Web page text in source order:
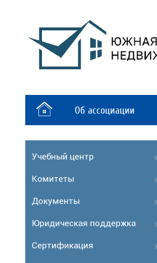
Об ассоциации
Учебный центр
Комитеты
Документы
Юридическая поддержка
Сертификация